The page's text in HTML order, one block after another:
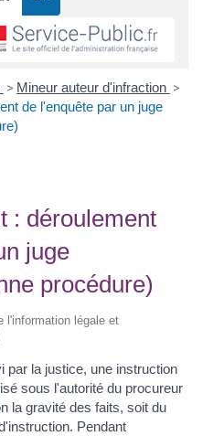
> Mineur auteur d'infraction >
de l'enquête par un juge
: déroulement
juge
procédure)
l'information légale et
par la justice, une instruction
sous l'autorité du procureur
la gravité des faits, soit du
Pendant